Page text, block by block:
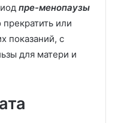
пре-менопаузы
или
показаний, с
для матери и